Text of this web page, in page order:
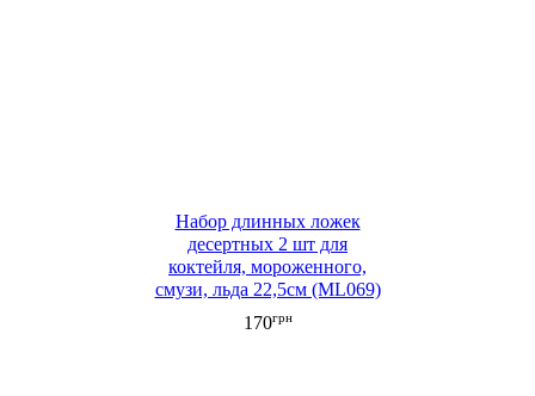
Набор длинных ложек
десертных 2 шт для
коктейля, мороженного,
смузи, льда 22,5см (ML069)
170грн